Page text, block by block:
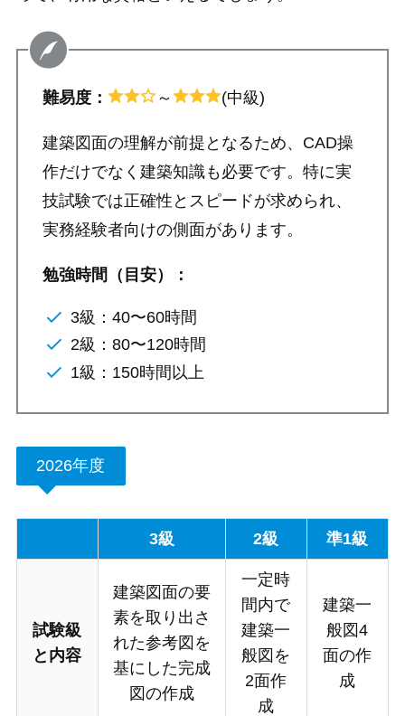
難易度： ～ (中級)
建築図面の理解が前提となるため、CAD操
作だけでなく建築知識も必要です。特に実
技試験では正確性とスピードが求められ、
実務経験者向けの側面があります。
勉強時間 （目安） ：
3級：40〜60時間
2級：80〜120時間
1級：150時間以上
2026年度
3級 2級 準1級
試験級
と内容
建築図面の要
素を取り出さ
れた参考図を
基にした完成
図の作成
一定時
間内で
建築一
般図を
2面作
成
建築一
般図4
面の作
成